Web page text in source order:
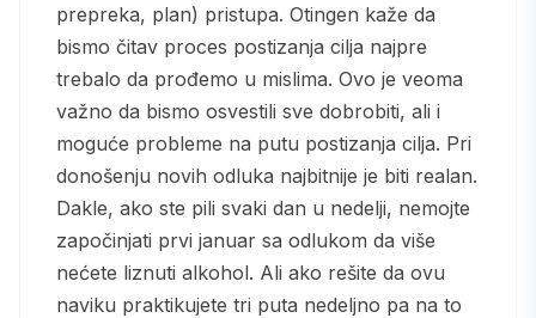
prepreka, plan) pristupa. Otingen kaže da
bismo čitav proces postizanja cilja najpre
trebalo da prođemo u mislima. Ovo je veoma
važno da bismo osvestili sve dobrobiti, ali i
moguće probleme na putu postizanja cilja. Pri
donošenju novih odluka najbitnije je biti realan.
Dakle, ako ste pili svaki dan u nedelji, nemojte
započinjati prvi januar sa odlukom da više
nećete liznuti alkohol. Ali ako rešite da ovu
naviku praktikujete tri puta nedeljno pa na to